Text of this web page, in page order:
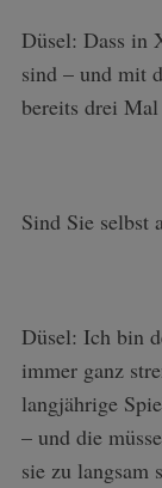
Düsel: Dass in
sind – und mit
bereits drei Mal
Sind Sie selbst
Düsel: Ich bin
immer ganz
langjährige
– und die
sie zu langsam